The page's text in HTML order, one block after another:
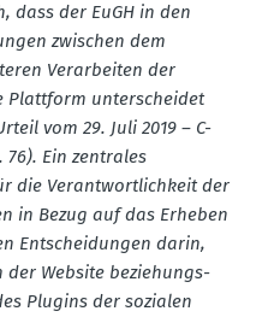
dass der EuGH in den
zwischen dem
Verar­beiten der
Plattform unter­scheidet
vom 29. Juli 2019 – C-
76). Ein zentrales
die Verant­wort­lichkeit der
in Bezug auf das Erheben
Entschei­dungen darin,
der Website bezie­hungs­
Plugins der sozialen